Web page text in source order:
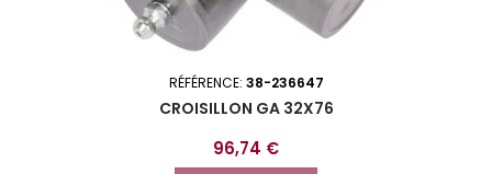
RÉFÉRENCE: 38-236647
CROISILLON GA 32X76
Prix
96,74 €